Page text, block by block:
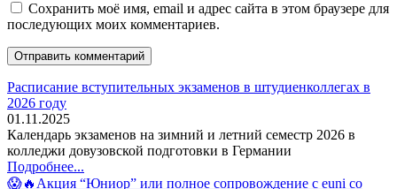
Сохранить моё имя, email и адрес сайта в этом браузере для
последующих моих комментариев.
Расписание вступительных экзаменов в штудиенколлегах в
2026 году
01.11.2025
Календарь экзаменов на зимний и летний семестр 2026 в
колледжи довузовской подготовки в Германии
Подробнее...
😱🔥Акция “Юниор” или полное сопровождение с euni со